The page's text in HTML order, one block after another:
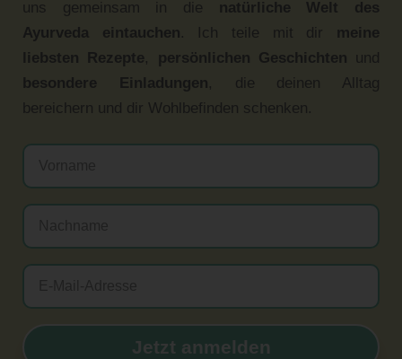
uns gemeinsam in die
natürliche Welt des
Ayurveda eintauchen. Ich teile mit dir
meine
liebsten Rezepte, persönlichen Geschichten und
besondere Einladungen, die deinen Alltag
bereichern und dir Wohlbefinden schenken.
Jetzt anmelden